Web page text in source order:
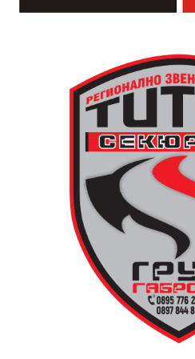
13 АВГУСТ (четвъртък)
19:00ч Групова тренировка
20:00ч. Куиз вечер за обща
21:30ч. Прожекция на филма
Ще бъде хубаво – не някога
транспорт до местността
автобус ще тръгне в 19:30 ч.
обратно към града в 00:00 ч.
поляната. Вземете със себе
или шалте! За повече